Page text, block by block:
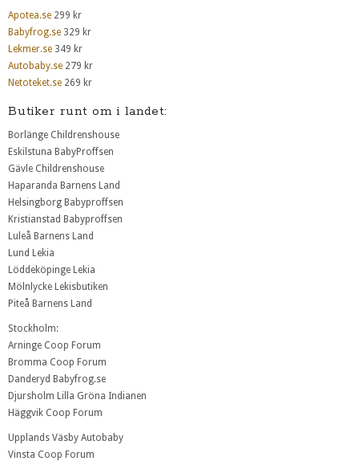
Apotea.se 299 kr
Babyfrog.se 329 kr
Lekmer.se 349 kr
Autobaby.se 279 kr
Netoteket.se 269 kr
Butiker runt om i landet:
Borlänge Childrenshouse
Eskilstuna BabyProffsen
Gävle Childrenshouse
Haparanda Barnens Land
Helsingborg Babyproffsen
Kristianstad Babyproffsen
Luleå Barnens Land
Lund Lekia
Löddeköpinge Lekia
Mölnlycke Lekisbutiken
Piteå Barnens Land
Stockholm:
Arninge Coop Forum
Bromma Coop Forum
Danderyd Babyfrog.se
Djursholm Lilla Gröna Indianen
Häggvik Coop Forum
Upplands Väsby Autobaby
Vinsta Coop Forum